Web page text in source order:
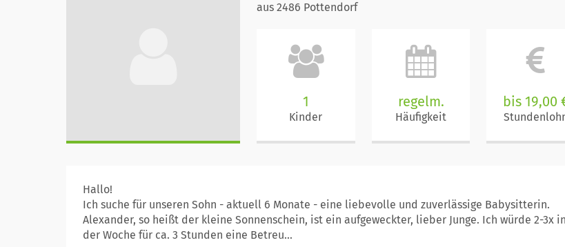
aus 2486 Pottendorf
1
Kinder
regelm.
Häufigkeit
bis 19,00
Hallo!
Ich suche für unseren Sohn - aktuell 6 Monate - eine liebevolle und zuverlässige Babysitterin.
Alexander, so heißt der kleine Sonnenschein, ist ein aufgeweckter, lieber Junge. Ich würde 2-3x in
der Woche für ca. 3 Stunden eine Betreu...